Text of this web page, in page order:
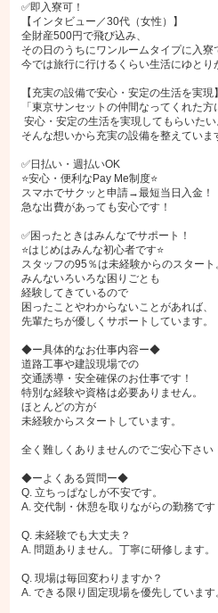
✅即入寮可！
【インタビュー／30代（女性）】
全財産500円で飛び込み、
その日のうちにワンルームタイプに入寮
今では旅行に行けるくらい生活にゆとり
【充実の設備で安心・安定の生活を実現】
「東京サンセットの仲間なってくれた方
そんな想いから充実の設備を整えていま
✅日払い・週払いOK
⭐安心・便利なPay Me制度⭐
スマホでサクッと申請→最短当日入金！
急な出費があっても安心です！
✅困ったときはみんなでサポート！
⭐はじめはみんな初心者です⭐
スタッフの95％は未経験からのスタート
みんないろいろな困りごとも
経験してきているので
困ったことやわからないことがあれば、
先輩たちが優しくサポートしています。
◆ー具体的なお仕事内容ー◆
道路工事や建設現場での
交通誘導・安全確保のお仕事です！
特別な経験や資格は必要ありません。
ほとんどの方が
未経験からスタートしています。
全く難しくありませんのでご安心下さい
◆ーよくある質問ー◆
Q. 立ちっぱなしが不安です。
A. 交代制・休憩を取りながらの勤務です
Q. 未経験でも大丈夫？
A. 問題ありません。丁寧に研修します。
Q. 現場は毎回変わりますか？
A. できる限り固定現場を優先しています